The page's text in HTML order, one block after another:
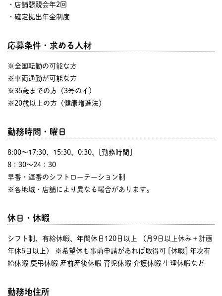
・店舗懇親会年2回
・確定拠出年金制度
応募条件・求める人材
※全国転勤の可能な方
※車両通勤が可能な方
※35歳までの方（3号のイ）
※20歳以上の方（健康増進法）
勤務時間・曜日
8:00〜17:30、15:30、0:30、[勤務時間]
8：30～24：30
早番・遅番のシフトローテーション制
※各地域・店舗により異なる場合があります。
休日・休暇
シフト制、有給休暇、年間休日120日以上 （月9日以上休み＋計画
年休5日以上） ※希望休も事前申請があれば取得可 [休暇] 年次有
給休暇 慶弔休暇 産前産後休暇 育児休暇 介護休暇 生理休暇など
勤務地住所